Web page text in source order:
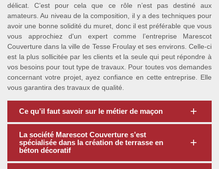
délicat. C’est pour cela que ce rôle n’est pas destiné aux
amateurs. Au niveau de la composition, il y a des techniques pour
avoir une bonne solidité du muret, donc il est préférable que vous
vous approchiez d'un expert comme l’entreprise Marescot
Couverture dans la ville de Tesse Froulay et ses environs. Celle-ci
est la plus sollicitée par les clients et la seule qui peut répondre à
vos besoins pour tout type de travaux. Pour toutes vos demandes
concernant votre projet, ayez confiance en cette entreprise. Elle
vous garantira des travaux de qualité.
Ce qu’il faut savoir sur le métier de maçon
La société Marescot Couverture s’est
spécialisée dans la création de terrasse en
béton décoratif